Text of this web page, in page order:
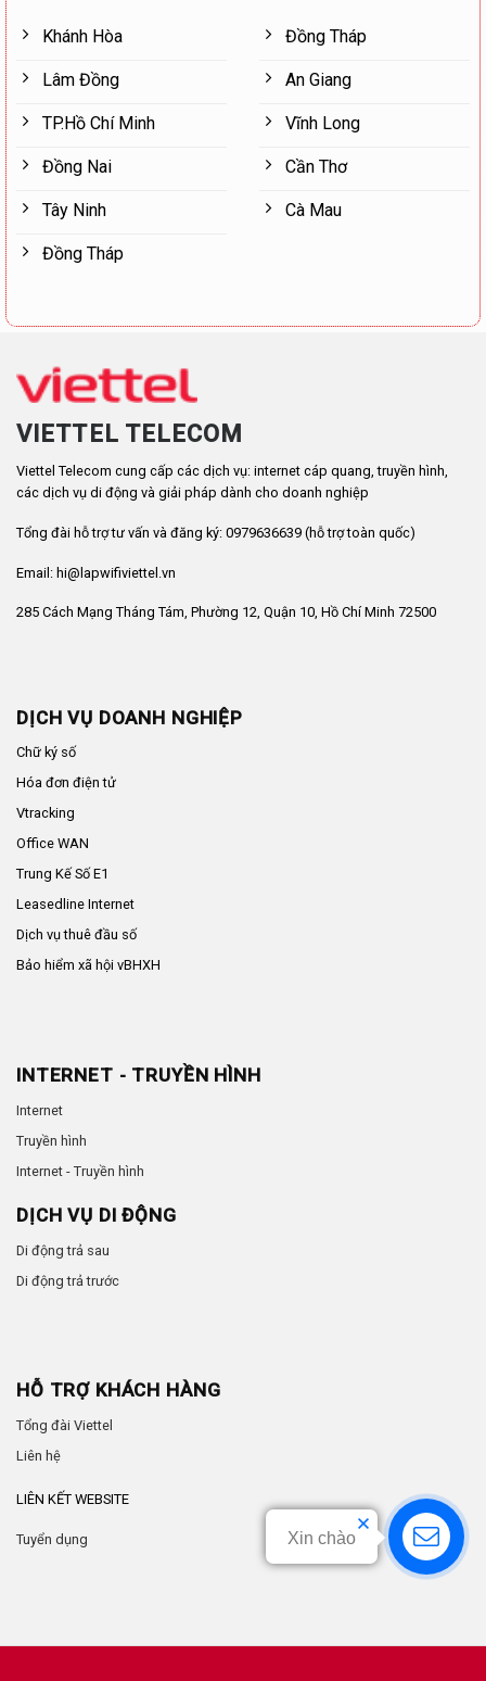
Khánh Hòa
Lâm Đồng
TP.Hồ Chí Minh
Đồng Nai
Tây Ninh
Đồng Tháp
Đồng Tháp
An Giang
Vĩnh Long
Cần Thơ
Cà Mau
VIETTEL TELECOM
Viettel Telecom cung cấp các dịch vụ: internet cáp quang, truyền hình,
các dịch vụ di động và giải pháp dành cho doanh nghiệp
Tổng đài hỗ trợ tư vấn và đăng ký: 0979636639 (hỗ trợ toàn quốc)
Email: hi@lapwifiviettel.vn
285 Cách Mạng Tháng Tám, Phường 12, Quận 10, Hồ Chí Minh 72500
DỊCH VỤ DOANH NGHIỆP
Chữ ký số
Hóa đơn điện tử
Vtracking
Office WAN
Trung Kế Số E1
Leasedline Internet
Dịch vụ thuê đầu số
Bảo hiểm xã hội vBHXH
INTERNET - TRUYỀN HÌNH
Internet
Truyền hình
Internet - Truyền hình
DỊCH VỤ DI ĐỘNG
Di động trả sau
Di động trả trước
HỖ TRỢ KHÁCH HÀNG
Tổng đài Viettel
Liên hệ
LIÊN KẾT WEBSITE
Tuyển dụng Xin chào